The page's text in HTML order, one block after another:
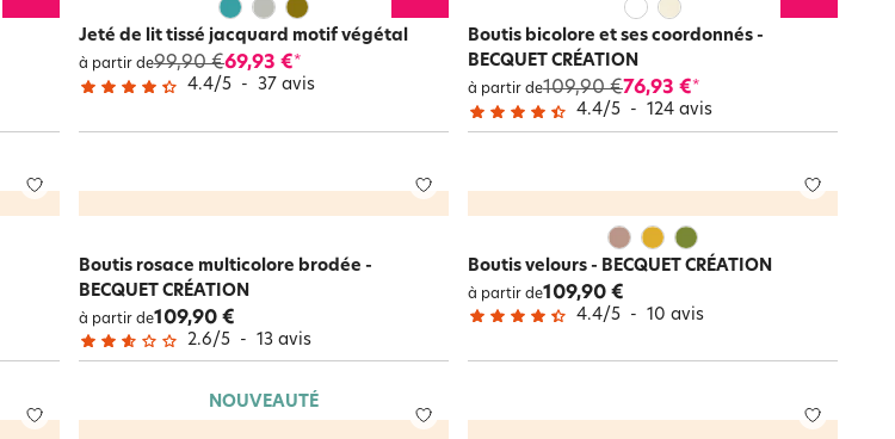
Jeté de lit tissé jacquard motif végétal
à partir de99,90 €69,93 €*
4.4/5 - 37 avis
Boutis bicolore et ses coordonnés -
BECQUET CRÉATION
à partir de109,90 €76,93 €*
4.4/5 - 124 avis
Boutis rosace multicolore brodée -
BECQUET CRÉATION
à partir de109,90 €
2.6/5 - 13 avis
Boutis velours - BECQUET CRÉATION
à partir de109,90 €
4.4/5 - 10 avis
NOUVEAUTÉ